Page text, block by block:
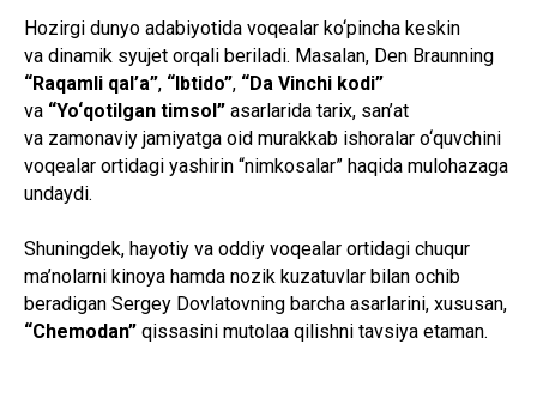
Hozirgi dunyo adabiyotida voqealar ko‘pincha keskin
va dinamik syujet orqali beriladi. Masalan, Den Braunning
“Raqamli qal’a”, “Ibtido”, “Da Vinchi kodi”
va “Yo‘qotilgan timsol” asarlarida tarix, san’at
va zamonaviy jamiyatga oid murakkab ishoralar o‘quvchini
voqealar ortidagi yashirin “nimkosalar” haqida mulohazaga
undaydi.
Shuningdek, hayotiy va oddiy voqealar ortidagi chuqur
ma’nolarni kinoya hamda nozik kuzatuvlar bilan ochib
beradigan Sergey Dovlatovning barcha asarlarini, xususan,
“Chemodan” qissasini mutolaa qilishni tavsiya etaman.